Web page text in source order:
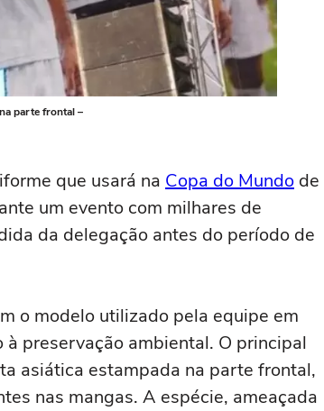
parte frontal –
que usará na Copa do Mundo de
um evento com milhares de
da delegação antes do período de
o modelo utilizado pela equipe em
preservação ambiental. O principal
asiática estampada na parte frontal,
nas mangas. A espécie, ameaçada